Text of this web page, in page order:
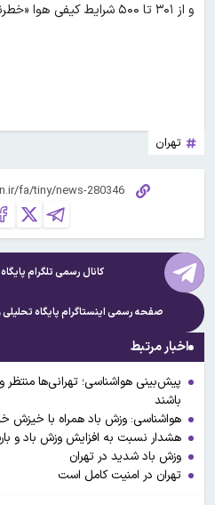
و از ۳۰۱ تا ۵۰۰ شرایط کیفی هوا «خطرناک» است.
تهران
کانال رسمی تلگرام
صفحه رسمی اینستاگرام پایگاه
اخبار مرتبط
پیش‌بینی هواشناسی؛ تهرانی‌ها
باشند
هواشناسی: وزش باد همراه با خیزش
هشدار نسبت به افزایش وزش باد و
وزش باد شدید در تهران
تهران در امنیت کامل است